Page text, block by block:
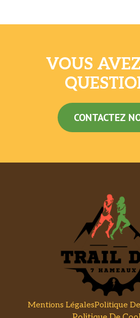
VOUS
CONTACTEZ
Mentions LégalesPolitique